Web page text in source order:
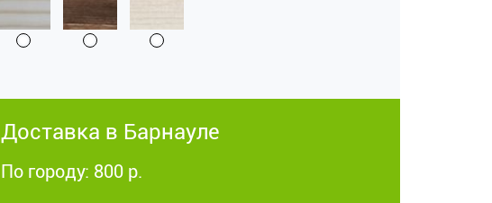
Доставка в Барнауле
По городу: 800 р.